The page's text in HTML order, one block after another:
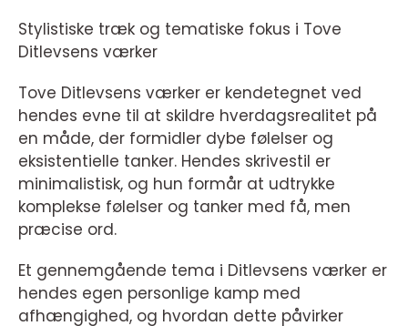
Stylistiske træk og tematiske fokus i Tove
Ditlevsens værker
Tove Ditlevsens værker er kendetegnet ved
hendes evne til at skildre hverdagsrealitet på
en måde, der formidler dybe følelser og
eksistentielle tanker. Hendes skrivestil er
minimalistisk, og hun formår at udtrykke
komplekse følelser og tanker med få, men
præcise ord.
Et gennemgående tema i Ditlevsens værker er
hendes egen personlige kamp med
afhængighed, og hvordan dette påvirker